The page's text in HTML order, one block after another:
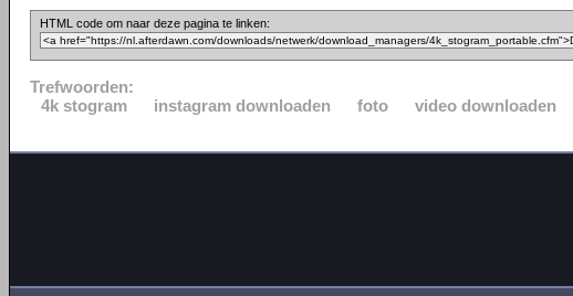
HTML code om naar deze pagina te linken:
Trefwoorden:
4k stogram
instagram downloaden foto video downloaden